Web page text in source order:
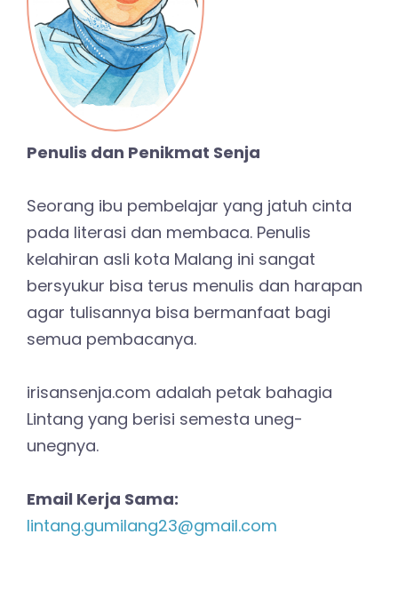
Penulis dan Penikmat Senja
Seorang ibu pembelajar yang jatuh cinta
pada literasi dan membaca. Penulis
kelahiran asli kota Malang ini sangat
bersyukur bisa terus menulis dan harapan
agar tulisannya bisa bermanfaat bagi
semua pembacanya.
irisansenja.com adalah petak bahagia
Lintang yang berisi semesta uneg-
unegnya.
Email Kerja Sama:
lintang.gumilang23@gmail.com